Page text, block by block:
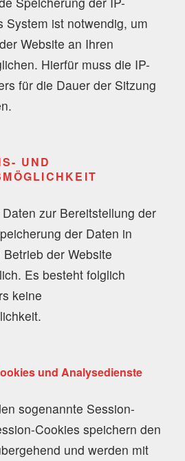
System ist notwendig, um
Website an Ihren
Hierfür muss die IP-
für die Dauer der Sitzung
UND
zur Bereitstellung der
der Daten in
der Website
Es besteht folglich
keine
und Analysedienste
sogenannte Session-
Cookies speichern den
und werden mit